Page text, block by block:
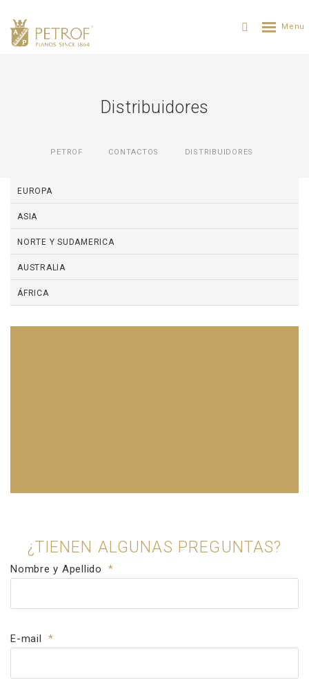
Distribuidores
PETROF CONTACTOS DISTRIBUIDORES
EUROPA
ASIA
NORTE Y SUDAMERICA
AUSTRALIA
ÁFRICA
¿TIENEN ALGUNAS PREGUNTAS?
Nombre y Apellido *
E-mail *